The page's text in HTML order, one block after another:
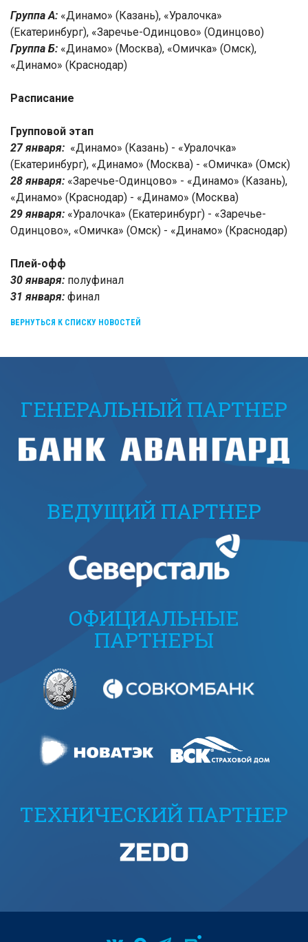
Группа А: «Динамо» (Казань), «Уралочка»
(Екатеринбург), «Заречье-Одинцово» (Одинцово)
Группа Б: «Динамо» (Москва), «Омичка» (Омск),
«Динамо» (Краснодар)
Расписание
Групповой этап
27 января: «Динамо» (Казань) - «Уралочка»
(Екатеринбург), «Динамо» (Москва) - «Омичка» (Омск)
28 января: «Заречье-Одинцово» - «Динамо» (Казань),
«Динамо» (Краснодар) - «Динамо» (Москва)
29 января: «Уралочка» (Екатеринбург) - «Заречье-
Одинцово», «Омичка» (Омск) - «Динамо» (Краснодар)
Плей-офф
30 января: полуфинал
31 января: финал
ВЕРНУТЬСЯ К СПИСКУ НОВОСТЕЙ
ГЕНЕРАЛЬНЫЙ ПАРТНЕР
ВЕДУЩИЙ ПАРТНЕР
ОФИЦИАЛЬНЫЕ
ПАРТНЕРЫ
ТЕХНИЧЕСКИЙ ПАРТНЕР